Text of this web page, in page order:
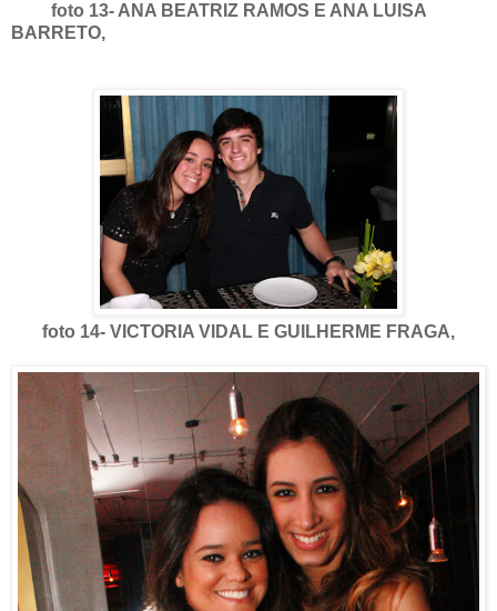
foto 13- ANA BEATRIZ RAMOS E ANA LUISA
BARRETO,
foto 14- VICTORIA VIDAL E GUILHERME FRAGA,